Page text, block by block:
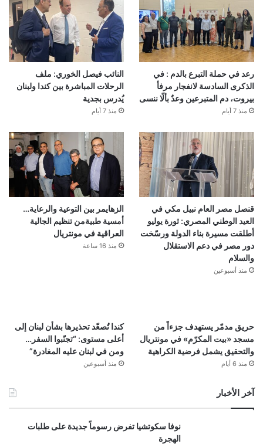
رعد في حملة التبرع بالدم : في
الذكرى السادسة لانفجار مرفأ
بيروت، دم المتبرعين وعدٌ بألّا ننسى
منذ 7 أيام
النائب فيصل الخوري: ملف
الرحلات المباشرة بين كندا ولبنان
يُدرس بجدية
منذ 7 أيام
قنصل مصر العام نبيل مكي في
العيد الوطني المصري: ثورة يوليو
أطلقت مسيرة بناء الدولة ورسّخت
دور مصر في دعم الاستقلال
والسلام
منذ أسبوعين
الزهايمر بين التوعية والرعاية…
أمسية طبيةمن تنظيم الجالية
العراقية في مونتريال
منذ 16 ساعة
حريق مدمّر يستهدف جزءاً من
مسجد «بيت المكرّم» في مونتريال
والتحقيق يشمل فرضية الكراهية
منذ 6 أيام
كندا تُصعّد تحذيرها بشأن لبنان إلى
أعلى مستوى: “تجنّبوا السفر…
ومن في لبنان عليه المغادرة”
منذ أسبوعين
آخر الأخبار
نوفا سكوتشيا تفرض رسوماً جديدة على طلبات
الهجرة